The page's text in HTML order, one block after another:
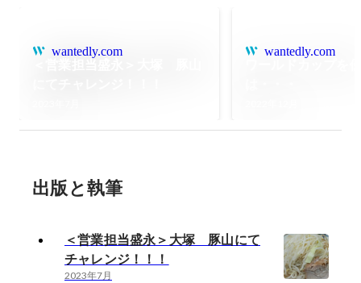
wantedly.com wantedly.com
出版と執筆
＜営業担当盛永＞大塚 豚山にて
チャレンジ！！！
2023年7月